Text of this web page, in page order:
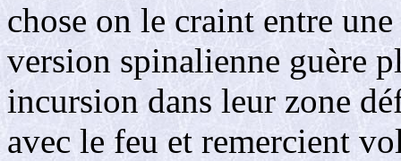
chose on le craint entre
version spinalienne guère
incursion dans leur zone
avec le feu et remercient